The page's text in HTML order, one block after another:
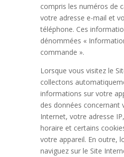
compris les numéros de
votre adresse e-mail et
téléphone. Ces
dénommées «
commande ».
Lorsque vous visitez le
collectons
informations sur votre
des données concernant
Internet, votre adresse
horaire et certains
votre appareil. En outre,
naviguez sur le Site